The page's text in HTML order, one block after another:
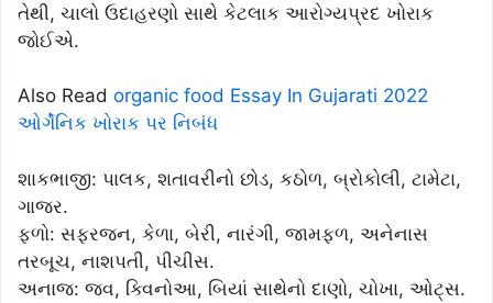
તેથી, ચાલો ઉદાહરણો સાથે કેટલાક આરોગ્યપ્રદ ખોરાક
જોઈએ.
Also Read organic food Essay In Gujarati 2022
ઓર્ગેનિક ખોરાક પર નિબંધ
શાકભાજી: પાલક, શતાવરીનો છોડ, કઠોળ, બ્રોકોલી, ટામેટા,
ગાજર.
ફળો: સફરજન, કેળા, બેરી, નારંગી, જામફળ, અનેનાસ
તરબૂચ, નાશપતી, પીચીસ.
અનાજ: જવ, ક્વિનોઆ, બિયાં સાથેનો દાણો, ચોખા, ઓટ્સ.